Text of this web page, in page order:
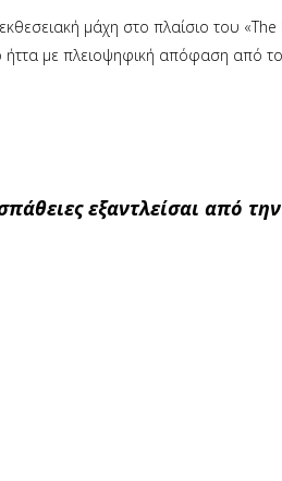
μάχη στο πλαίσιο του
ήττα με πλειοψηφική απόφαση από
εξαντλείσαι από